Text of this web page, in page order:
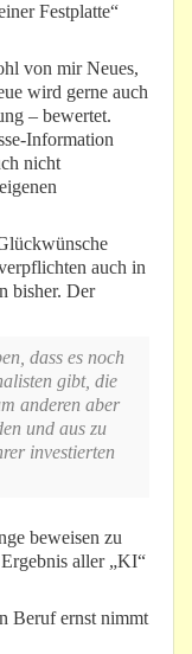
Festplatte“
von mir Neues,
wird gerne auch
– bewertet.
Information
nicht
auch in
bisher. Der
dass es noch
gibt, die
anderen aber
und aus zu
investierten
beweisen zu
aller „KI“
Beruf ernst nimmt